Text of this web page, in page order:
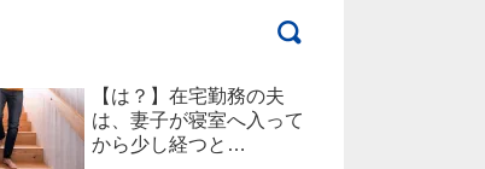
【は？】在宅勤務の夫
は、妻子が寝室へ入って
から少し経つと…